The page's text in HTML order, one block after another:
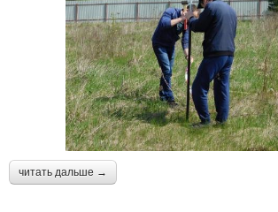
читать дальше →